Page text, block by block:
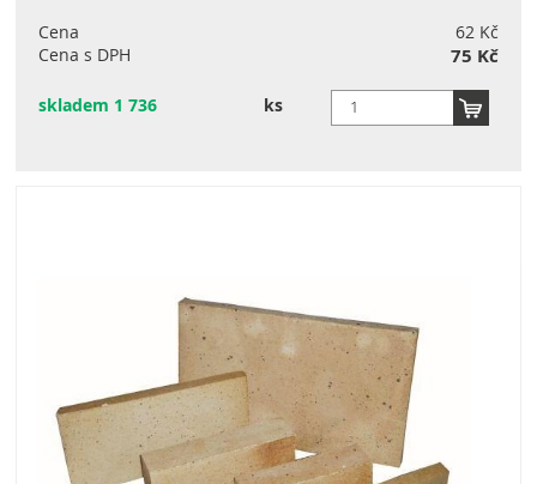
Cena
62 Kč
Cena s DPH
75 Kč
skladem 1 736 ks